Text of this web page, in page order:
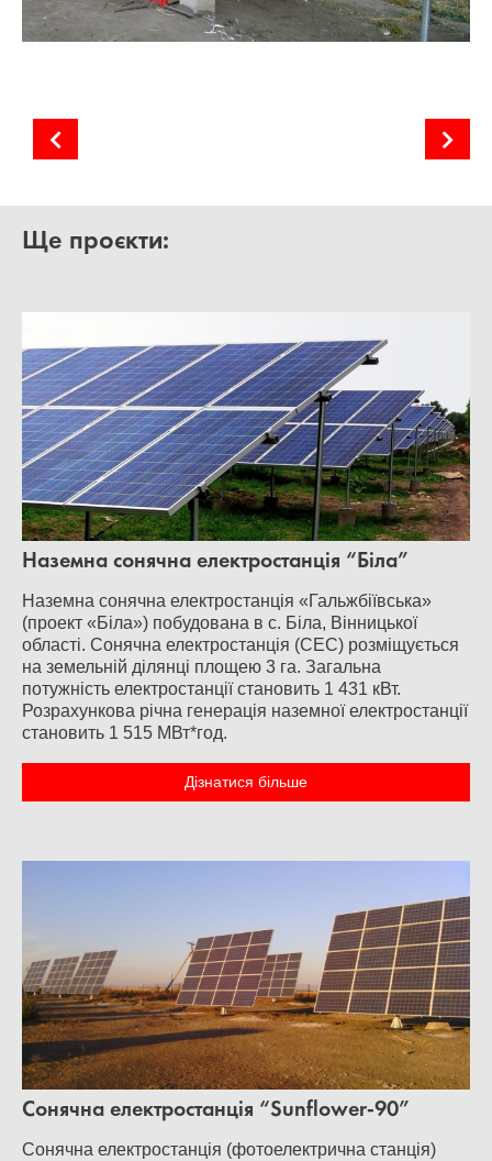
Ще проєкти:
Наземна сонячна електростанція “Біла”
Наземна сонячна електростанція «Гальжбіївська»
(проект «Біла») побудована в с. Біла, Вінницької
області. Сонячна електростанція (СЕС) розміщується
на земельній ділянці площею 3 га. Загальна
потужність електростанції становить 1 431 кВт.
Розрахункова річна генерація наземної електростанції
становить 1 515 МВт*год.
Дізнатися більше
Сонячна електростанція “Sunflower-90”
Сонячна електростанція (фотоелектрична станція)